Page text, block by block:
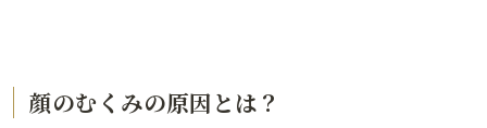
顔のむくみの原因とは？